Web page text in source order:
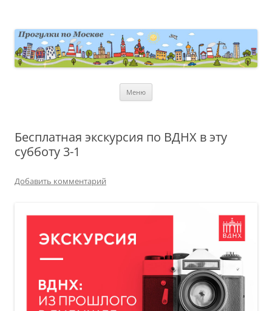
Меню
Бесплатная экскурсия по ВДНХ в эту
субботу 3-1
Добавить комментарий